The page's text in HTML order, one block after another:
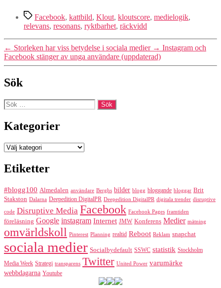
Etiketter
Facebook, kattbild, Klout, kloutscore, medielogik,
relevans, resonans, ryktbarhet, räckvidd
← Storleken har viss betydelse i sociala medier → Instagram och
Facebook stänger av unga användare (uppdaterad)
Sök
Sök
efter:
Kategorier
Kategorier
Etiketter
#blogg100 Almedalen användare Berghs bilder blogg bloggande bloggar Brit
Stakston Dalarna Deepedition DigitalPR Deepedition DigitalPR digitala trender disruptive
code Disruptive Media Facebook Facebook Pages framtiden
föreläsning Google instagram Internet JMW Konferens Medier mätning
omvärldskoll Pinterest Planning realtid Reboot Reklam snapchat
sociala medier Socialbydefault SSWC statistik Stockholm
Media Week Strategi transparens Twitter United Power varumärke
webbdagarna Youtube